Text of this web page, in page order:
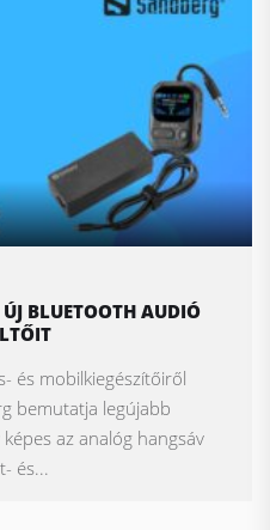
BLUETOOTH AUDIÓ
és mobilkiegészítőiről
bemutatja legújabb
az analóg hangsáv
és...